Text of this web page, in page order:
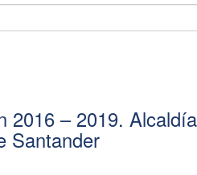
2016 – 2019.
Santander